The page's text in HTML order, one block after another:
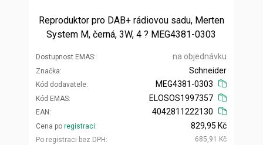
Reproduktor pro DAB+ rádiovou sadu, Merten
System M, černá, 3W, 4 ? MEG4381-0303
Dostupnost EMAS na objednávku
Značka
Kód dodavatele
Schneider
MEG4381-0303
Kód EMAS
EAN
ELOSOS1997357
4042811222130
Cena po registraci
Po registraci bez DPH
829,95 Kč
685,91 Kč